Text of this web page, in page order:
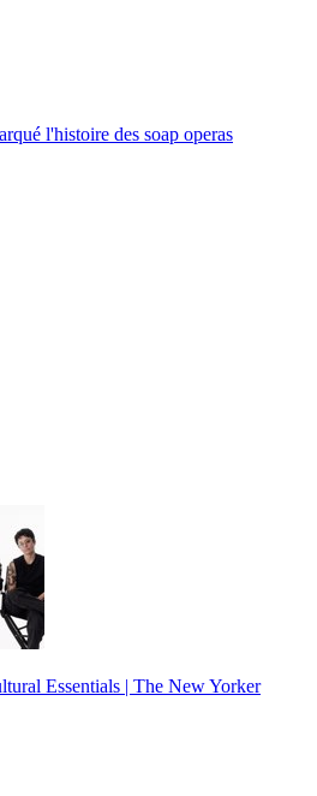
l'histoire des soap operas
Essentials | The New Yorker